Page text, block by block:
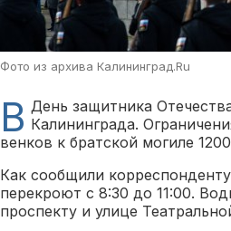
Фото из архива Калининград.Ru
В День защитника
Калининграда.
венков к братской могиле
Как сообщили
перекроют с 8:30 до 11:00.
проспекту и улице